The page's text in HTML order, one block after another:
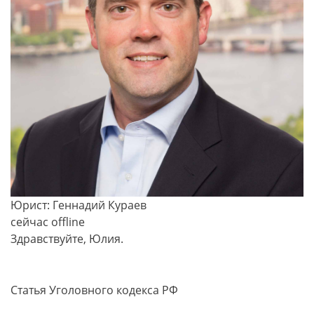
Юрист: Геннадий Кураев
сейчас offline
Здравствуйте, Юлия.
Статья Уголовного кодекса РФ